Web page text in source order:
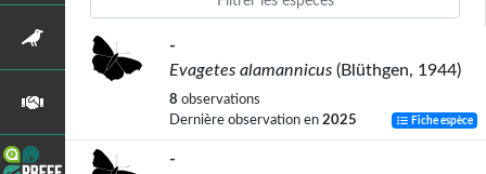
-
Evagetes alamannicus (Blüthgen, 1944)
8 observations
Dernière observation en 2025 Fiche espèce
-